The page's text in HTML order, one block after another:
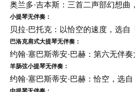
奥兰多·吉本斯：三首二声部幻想曲
小提琴无伴奏：
贝拉·巴托克：以恰空的速度，选自
巴洛克肩式大提琴无伴奏：
约翰·塞巴斯蒂安·巴赫：第六无伴
羊肠弦小提琴无伴奏：
约翰·塞巴斯蒂安·巴赫：恰空，选